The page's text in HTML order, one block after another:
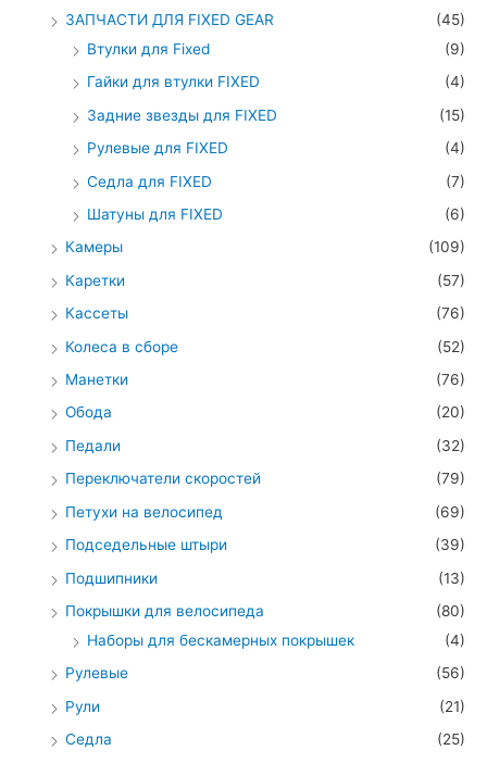
ЗАПЧАСТИ ДЛЯ FIXED GEAR
(45)
Втулки для Fixed
(9)
Гайки для втулки FIXED
(4)
Задние звезды для FIXED
(15)
Рулевые для FIXED
(4)
Седла для FIXED
(7)
Шатуны для FIXED
(6)
Камеры
(109)
Каретки
(57)
Кассеты
(76)
Колеса в сборе
(52)
Манетки
(76)
Обода
(20)
Педали
(32)
Переключатели скоростей
(79)
Петухи на велосипед
(69)
Подседельные штыри
(39)
Подшипники
(13)
Покрышки для велосипеда
(80)
Наборы для бескамерных покрышек
(4)
Рулевые
(56)
Рули
(21)
Седла
(25)